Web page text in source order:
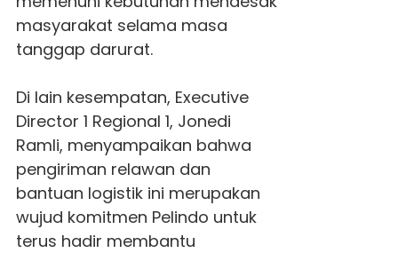
masyarakat selama masa
tanggap darurat.
Di lain kesempatan, Executive
Director 1 Regional 1, Jonedi
Ramli, menyampaikan bahwa
pengiriman relawan dan
bantuan logistik ini merupakan
wujud komitmen Pelindo untuk
terus hadir membantu